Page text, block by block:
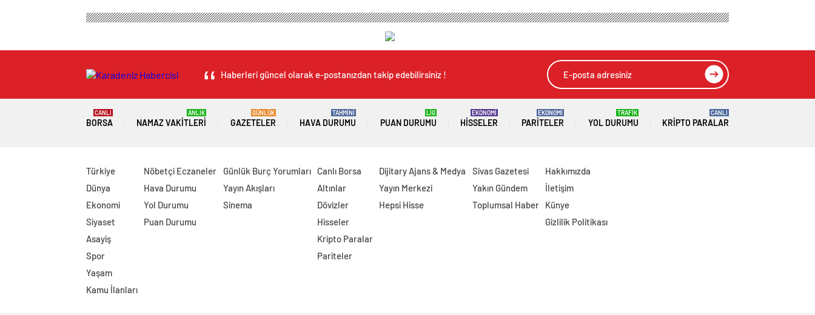
Okul Saldırısında
Ailelerini Kabul Etti
Soruşturma: İkinci
Haberleri güncel olarak e-postanızdan takip edebilirsiniz !
BORSA
CANLI
NAMAZ VAKITLERI
ANLIK
GAZETELER
GÜNLÜK
HAVA DURUMU
TAHMİNİ
PUAN DURUMU
LİG
HISSELER
EKONOMİ
PARITELER
EKONOMİ
YOL DURUMU
TRAFİK
KRIPTO PARALAR
CANLI
Türkiye
Dünya
Ekonomi
Siyaset
Asayiş
Spor
Yaşam
Kamu İlanları
Nöbetçi Eczaneler
Hava Durumu
Yol Durumu
Puan Durumu
Günlük Burç Yorumları
Yayın Akışları
Sinema
Canlı Borsa
Altınlar
Dövizler
Hisseler
Kripto Paralar
Pariteler
Dijitary Ajans & Medya
Yayın Merkezi
Hepsi Hisse
Sivas Gazetesi
Yakın Gündem
Toplumsal Haber
Hakkımızda
İletişim
Künye
Gizlilik Politikası